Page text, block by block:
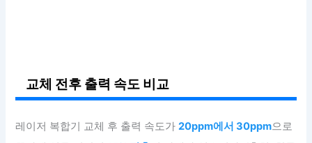
교체 전후 출력 속도 비교
레이저 복합기 교체 후 출력 속도가20ppm에서 30ppm으로